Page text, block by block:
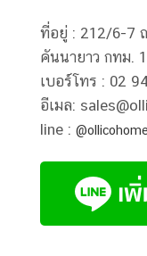
ที่อยู่ : 212/6-7
คันนายาว กทม.
เบอร์โทร : 02
อีเมล:
line : @ollicohome